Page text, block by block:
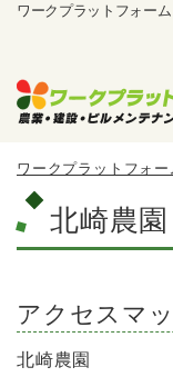
ワークプラットフォー
ワークプラットフォー
北崎農園
アクセスマ
北崎農園